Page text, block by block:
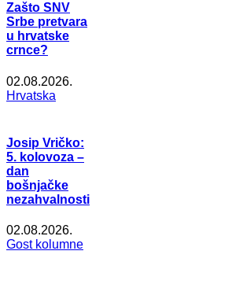
Zašto SNV
Srbe pretvara
u hrvatske
crnce?
02.08.2026.
Hrvatska
Josip Vričko:
5. kolovoza –
dan
bošnjačke
nezahvalnosti
02.08.2026.
Gost kolumne